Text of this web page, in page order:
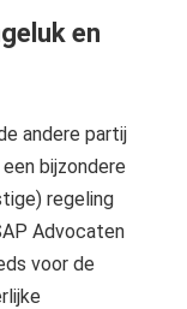
en
andere partij
bijzondere
regeling
Advocaten
voor de